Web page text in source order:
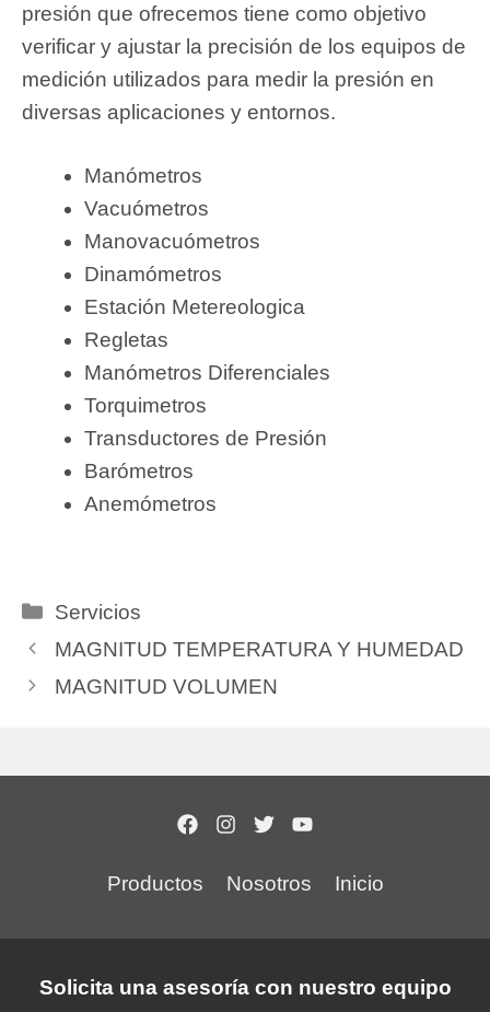
presión que ofrecemos tiene como objetivo
verificar y ajustar la precisión de los equipos de
medición utilizados para medir la presión en
diversas aplicaciones y entornos.
Manómetros
Vacuómetros
Manovacuómetros
Dinamómetros
Estación Metereologica
Regletas
Manómetros Diferenciales
Torquimetros
Transductores de Presión
Barómetros
Anemómetros
Categorías
Servicios
MAGNITUD TEMPERATURA Y HUMEDAD
MAGNITUD VOLUMEN
Productos Nosotros Inicio
Solicita una asesoría con nuestro equipo